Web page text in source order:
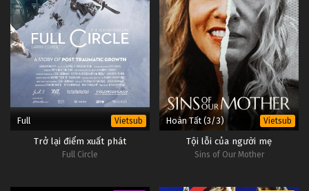
Full Vietsub
Trở lại điểm xuất phát
Full Circle
Hoàn Tất (3/3) Vietsub
Tội lỗi của người mẹ
Sins of Our Mother